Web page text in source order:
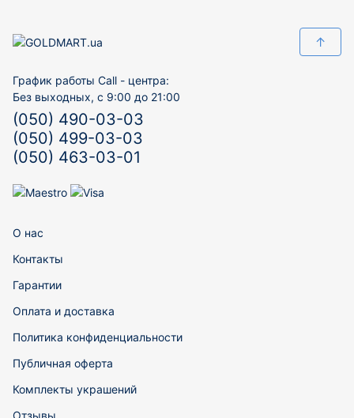
↑
График работы Call - центра:
Без выходных, с 9:00 до 21:00
(050) 490-03-03
(050) 499-03-03
(050) 463-03-01
О нас
Контакты
Гарантии
Оплата и доставка
Политика конфиденциальности
Публичная оферта
Комплекты украшений
Отзывы